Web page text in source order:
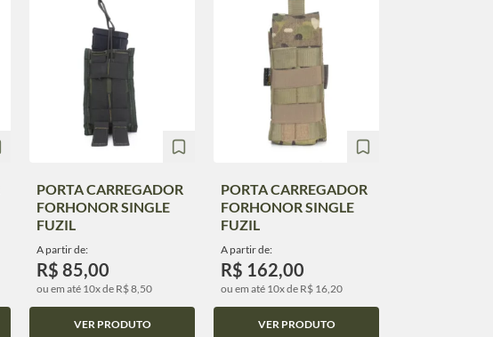
PORTA CARREGADOR
FORHONOR SINGLE
FUZIL
A partir de:
R$ 85,00
ou em até 10x de R$ 8,50
VER PRODUTO
PORTA CARREGADOR
FORHONOR SINGLE
FUZIL
A partir de:
R$ 162,00
ou em até 10x de R$ 16,20
VER PRODUTO